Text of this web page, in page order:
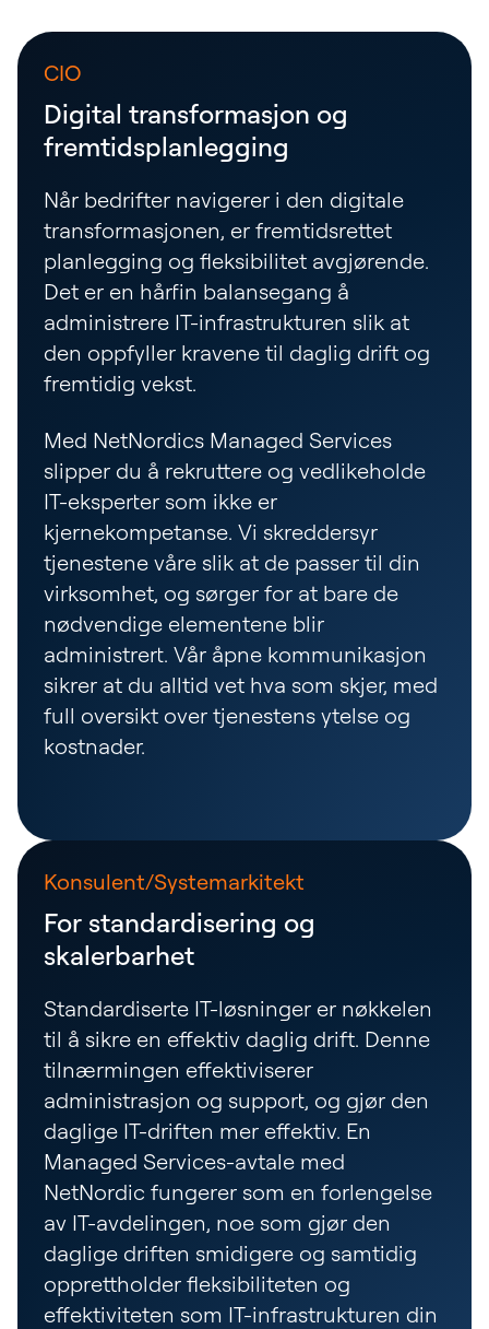
CIO
Digital transformasjon og
fremtidsplanlegging
Når bedrifter navigerer i den digitale
transformasjonen, er fremtidsrettet
planlegging og fleksibilitet avgjørende.
Det er en hårfin balansegang å
administrere IT-infrastrukturen slik at
den oppfyller kravene til daglig drift og
fremtidig vekst.
Med NetNordics Managed Services
slipper du å rekruttere og vedlikeholde
IT-eksperter som ikke er
kjernekompetanse. Vi skreddersyr
tjenestene våre slik at de passer til din
virksomhet, og sørger for at bare de
nødvendige elementene blir
administrert. Vår åpne kommunikasjon
sikrer at du alltid vet hva som skjer, med
full oversikt over tjenestens ytelse og
kostnader.
Konsulent/Systemarkitekt
For standardisering og
skalerbarhet
Standardiserte IT-løsninger er nøkkelen
til å sikre en effektiv daglig drift. Denne
tilnærmingen effektiviserer
administrasjon og support, og gjør den
daglige IT-driften mer effektiv. En
Managed Services-avtale med
NetNordic fungerer som en forlengelse
av IT-avdelingen, noe som gjør den
daglige driften smidigere og samtidig
opprettholder fleksibiliteten og
effektiviteten som IT-infrastrukturen din